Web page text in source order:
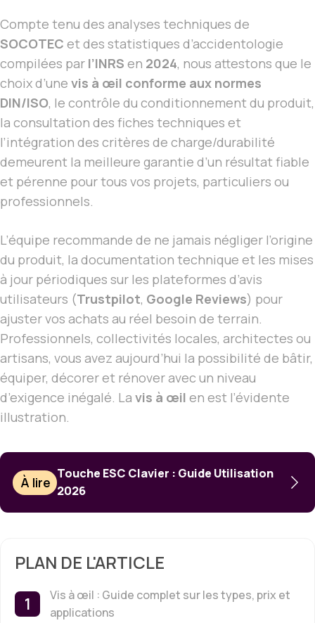
Compte tenu des analyses techniques de
SOCOTEC et des statistiques d’accidentologie
compilées par l’INRS en 2024, nous attestons que le
choix d’une vis à œil conforme aux normes
DIN/ISO, le contrôle du conditionnement du produit,
la consultation des fiches techniques et
l’intégration des critères de charge/durabilité
demeurent la meilleure garantie d’un résultat fiable
et pérenne pour tous vos projets, particuliers ou
professionnels.
L’équipe recommande de ne jamais négliger l’origine
du produit, la documentation technique et les mises
à jour périodiques sur les plateformes d’avis
utilisateurs (Trustpilot, Google Reviews) pour
ajuster vos achats au réel besoin de terrain.
Professionnels, collectivités locales, architectes ou
artisans, vous avez aujourd’hui la possibilité de bâtir,
équiper, décorer et rénover avec un niveau
d’exigence inégalé. La vis à œil en est l’évidente
illustration.
À lire
Touche ESC Clavier : Guide Utilisation
2026
PLAN DE L'ARTICLE
Vis à œil : Guide complet sur les types, prix et
applications